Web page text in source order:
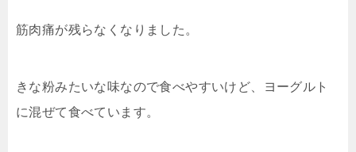
筋肉痛が残らなくなりました。
きな粉みたいな味なので食べやすいけど、ヨーグルト
に混ぜて食べています。